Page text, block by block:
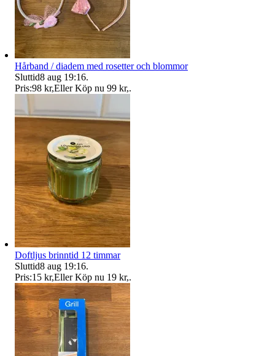
Hårband / diadem med rosetter och blommor
Sluttid8 aug 19:16.
Pris:98 kr,Eller Köp nu 99 kr,.
Doftljus brinntid 12 timmar
Sluttid8 aug 19:16.
Pris:15 kr,Eller Köp nu 19 kr,.